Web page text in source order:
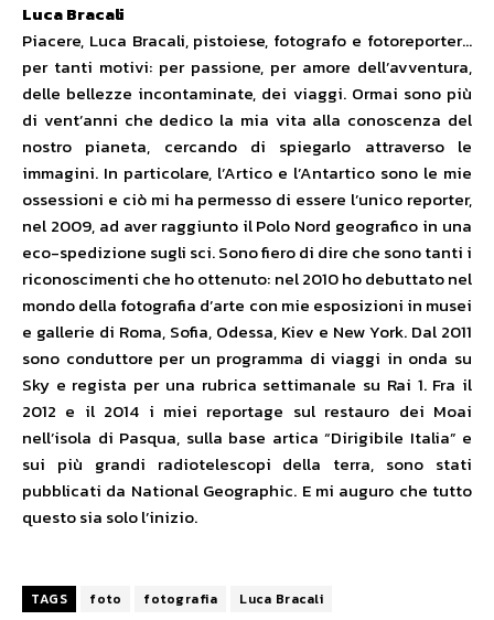
Luca Bracali
Piacere, Luca Bracali, pistoiese, fotografo e fotoreporter…
per tanti motivi: per passione, per amore dell’avventura,
delle bellezze incontaminate, dei viaggi. Ormai sono più
di vent’anni che dedico la mia vita alla conoscenza del
nostro pianeta, cercando di spiegarlo attraverso le
immagini. In particolare, l’Artico e l’Antartico sono le mie
ossessioni e ciò mi ha permesso di essere l’unico reporter,
nel 2009, ad aver raggiunto il Polo Nord geografico in una
eco-spedizione sugli sci. Sono fiero di dire che sono tanti i
riconoscimenti che ho ottenuto: nel 2010 ho debuttato nel
mondo della fotografia d’arte con mie esposizioni in musei
e gallerie di Roma, Sofia, Odessa, Kiev e New York. Dal 2011
sono conduttore per un programma di viaggi in onda su
Sky e regista per una rubrica settimanale su Rai 1. Fra il
2012 e il 2014 i miei reportage sul restauro dei Moai
nell’isola di Pasqua, sulla base artica “Dirigibile Italia” e
sui più grandi radiotelescopi della terra, sono stati
pubblicati da National Geographic. E mi auguro che tutto
questo sia solo l’inizio.
TAGS foto fotografia Luca Bracali